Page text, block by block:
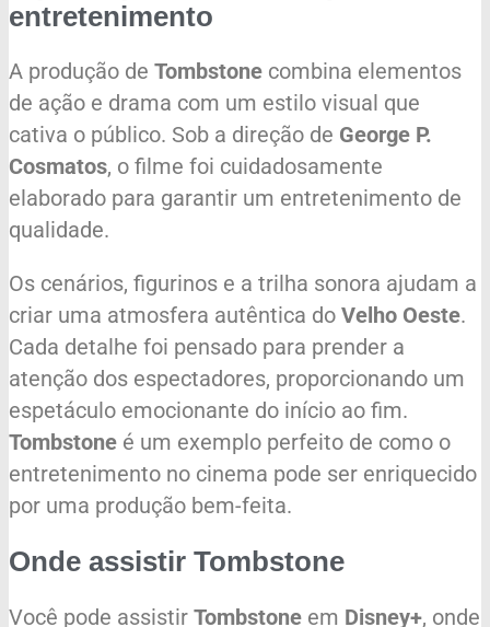
entretenimento
A produção de Tombstone combina elementos
de ação e drama com um estilo visual que
cativa o público. Sob a direção de George P.
Cosmatos, o filme foi cuidadosamente
elaborado para garantir um entretenimento de
qualidade.
Os cenários, figurinos e a trilha sonora ajudam a
criar uma atmosfera autêntica do Velho Oeste.
Cada detalhe foi pensado para prender a
atenção dos espectadores, proporcionando um
espetáculo emocionante do início ao fim.
Tombstone é um exemplo perfeito de como o
entretenimento no cinema pode ser enriquecido
por uma produção bem-feita.
Onde assistir Tombstone
Você pode assistir Tombstone em Disney+, onde